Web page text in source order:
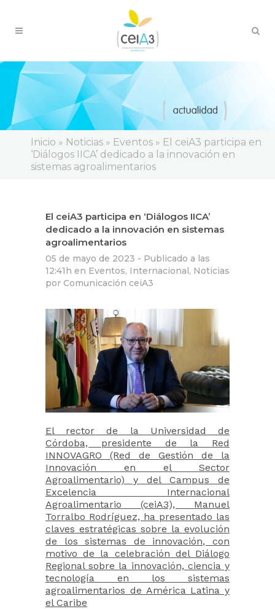
Inicio » Noticias » Eventos » El ceiA3 participa en
‘Diálogos IICA’ dedicado a la innovación en
sistemas agroalimentarios
El ceiA3 participa en ‘Diálogos IICA’
dedicado a la innovación en sistemas
agroalimentarios
05 de mayo de 2023 - Publicado a las
12:41h en Eventos, Internacional, Noticias
por Comunicación ceiA3
El rector de la Universidad de
Córdoba, presidente de la Red
INNOVAGRO (Red de Gestión de la
Innovación en el Sector
Agroalimentario) y del Campus de
Excelencia Internacional
Agroalimentario (ceiA3), Manuel
Torralbo Rodríguez, ha presentado las
claves estratégicas sobre la evolución
de los sistemas de innovación, con
motivo de la celebración del Diálogo
Regional sobre la innovación, ciencia y
tecnología en los sistemas
agroalimentarios de América Latina y
el Caribe